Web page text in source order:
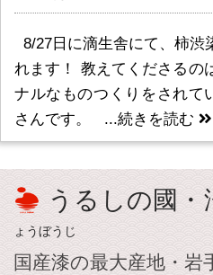
8/27日に滴生舎にて、柿渋
れます！ 教えてくださるの
ナルなものつくりをされて
さんです。 ...続きを読む
うるしの國・
ょうぼうじ
国産漆の最大産地・岩